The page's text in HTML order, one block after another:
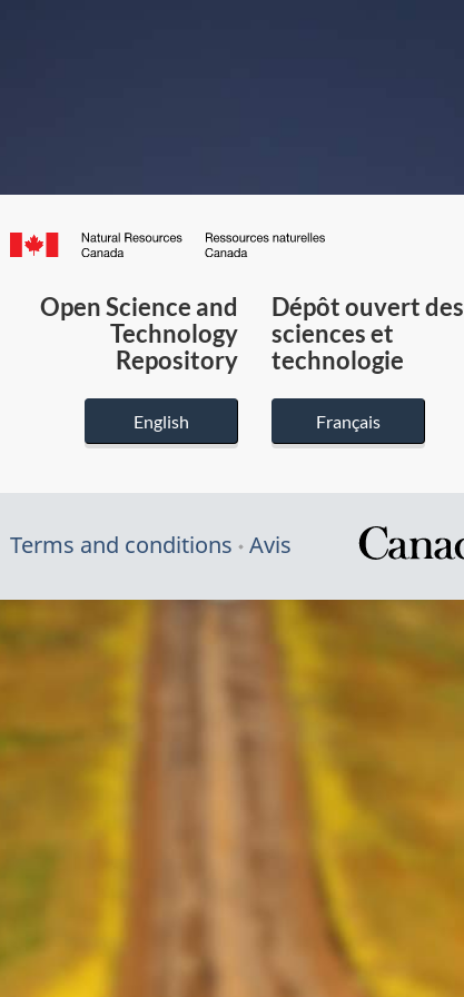
Canada.ca
du
Canada
Open Science and
Technology
Repository
English
Dépôt ouvert des
sciences et
technologie
Français
Terms and conditions Avis